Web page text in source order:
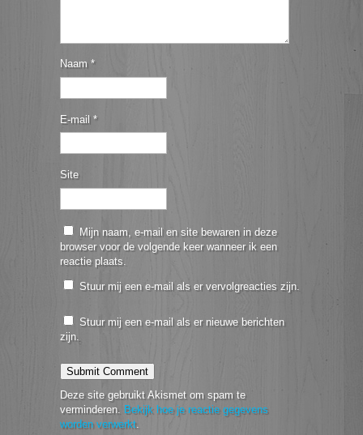
Naam *
E-mail *
Site
Mijn naam, e-mail en site bewaren in deze
browser voor de volgende keer wanneer ik een
reactie plaats.
Stuur mij een e-mail als er vervolgreacties zijn.
Stuur mij een e-mail als er nieuwe berichten
zijn.
Deze site gebruikt Akismet om spam te
verminderen. Bekijk hoe je reactie gegevens
worden verwerkt.